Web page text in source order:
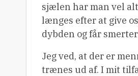
sjælen har man vel
længes efter at give
dybden og får
Jeg ved, at der er
trænes ud af. I mit